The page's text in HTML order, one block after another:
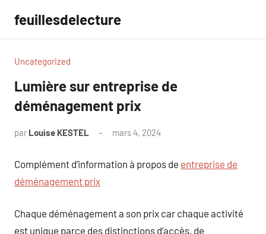
contenu
feuillesdelecture
Uncategorized
Lumière sur entreprise de
déménagement prix
par Louise KESTEL mars 4, 2024
Complément d’information à propos de entreprise de
déménagement prix
Chaque déménagement a son prix car chaque activité
est unique parce des distinctions d’accès, de